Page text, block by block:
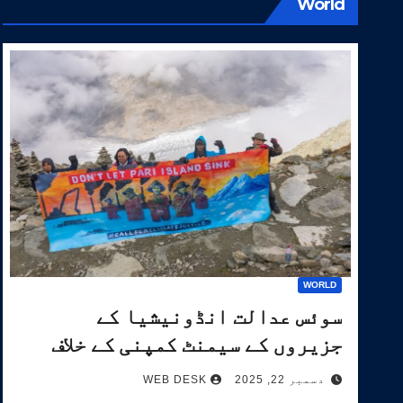
World
WORLD
سوئس عدالت انڈونیشیا کے
جزیروں کے سیمنٹ کمپنی کے خلاف
آب و ہوا کیس کی سماعت کرے گی۔
دسمبر 22, 2025 WEB DESK